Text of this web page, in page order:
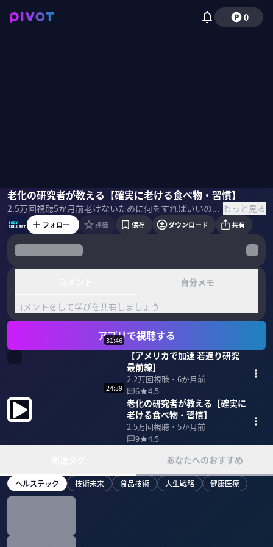
0
老化の研究者が教える【確実に老ける食べ物・習慣】
2.5万回視聴5か月前 老けないために何をすればいいのか？生命科学博士の早野元詞氏に最新の若返り研究について伺う。 ＜ゲスト＞ 早野元詞｜生命科学博士／慶應義塾大学特任講師／東京理科大学准教授 2011年東京大学大学院新領域創成科学研究科メディカルゲノム専攻にて博士号取得。主に「老化」の速度について研究をしている。ハーバード大学医学大学院フェロー及びヒューマンフロンティアサイエンスプログラムフェローを経て、慶應義塾大学特任講師・東京理科大学准教授として活躍中。 ＜目次＞ もっと見る
成田修造早野元詞国山ハセン
フォロー 評価 保存 ダウンロード 共有
自分メモ
コメントをして学びを共有しましょう
アプリで視聴する
31:46
【アメリカで加速 若返り研究
最前線】
2.2万回視聴・ 6か月前
6
4.5
24:39
老化の研究者が教える【確実に
老ける食べ物・習慣】
2.5万回視聴・ 5か月前
9
4.5
あなたへのおすすめ
ヘルステック 技術未来 食品技術 人生戦略 健康医療